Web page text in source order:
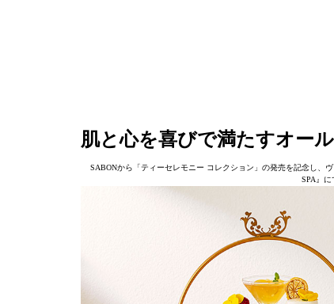
肌と心を喜びで満たすオー
SABONから「ティーセレモニー コレクション」の発売を記念し、
SPA』に